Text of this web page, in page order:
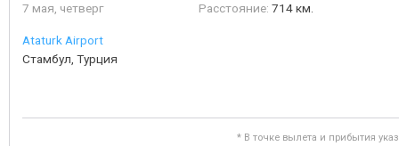
7 мая, четверг
Расстояние: 714 км.
Ataturk Airport
Стамбул, Турция
* В точке вылета и прибытия